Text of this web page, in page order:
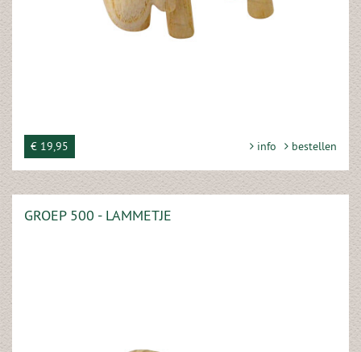
€ 19,95 info bestellen
GROEP 500 - LAMMETJE